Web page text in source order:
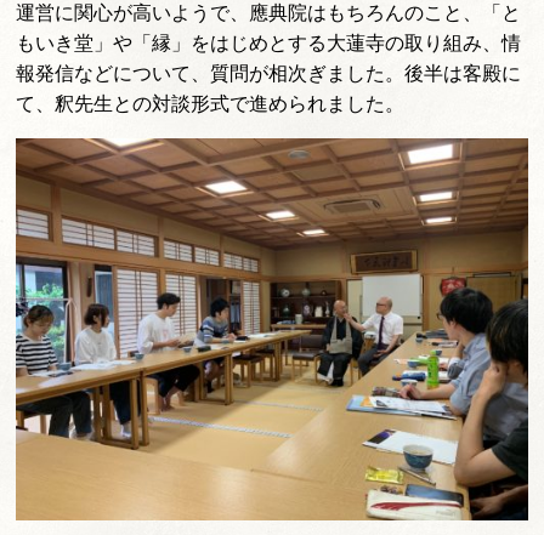
運営に関心が高いようで、應典院はもちろんのこと、「と
もいき堂」や「縁」をはじめとする大蓮寺の取り組み、情
報発信などについて、質問が相次ぎました。後半は客殿に
て、釈先生との対談形式で進められました。